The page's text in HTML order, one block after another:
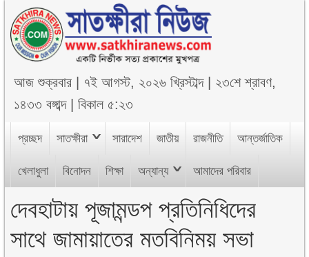
আজশুক্রবার ৭ই আগস্ট, ২০২৬ খ্রিস্টাব্দ| ২৩শে শ্রাবণ,
১৪৩৩ বঙ্গাব্দ|বিকাল ৫:২৩
প্রচ্ছদ সাতক্ষীরা সারাদেশ জাতীয় রাজনীতি আন্তর্জাতিক
খেলাধুলা বিনোদন শিক্ষা অন্যান্য আমাদের পরিবার
দেবহাটায় পূজামন্ডপ প্রতিনিধিদের
সাথে জামায়াতের মতবিনিময় সভা